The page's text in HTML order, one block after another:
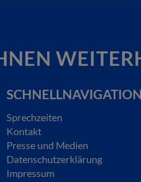
SCHNELLNAVIGATION
Sprechzeiten
Kontakt
Presse und Medien
Datenschutzerklärung
Impressum